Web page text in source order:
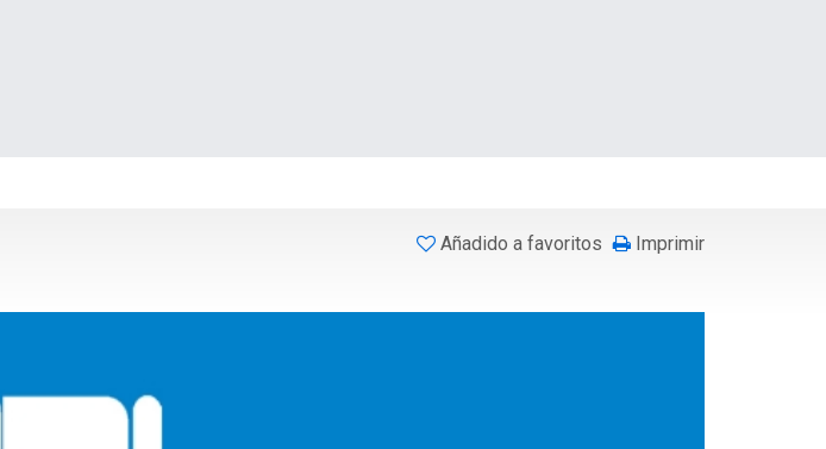
Añadido a favoritos Imprimir